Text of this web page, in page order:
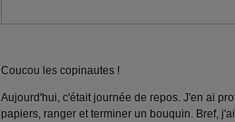
Coucou les copinautes !
Aujourd'hui, c'était journée de repos. J'en ai
papiers, ranger et terminer un bouquin. Bref,